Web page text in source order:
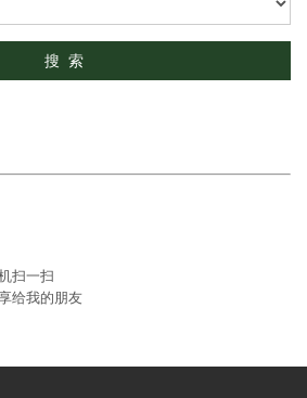
扫一扫
给我的朋友